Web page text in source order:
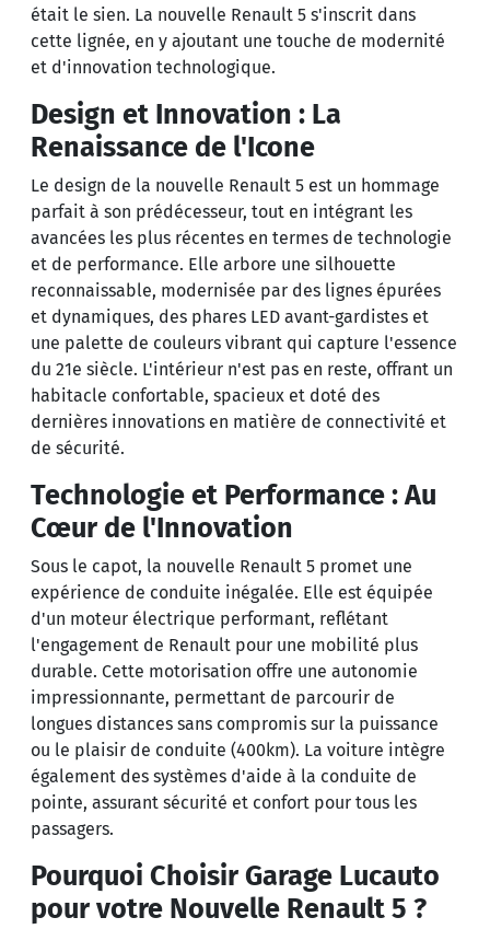
était le sien. La nouvelle Renault 5 s'inscrit dans
cette lignée, en y ajoutant une touche de modernité
et d'innovation technologique.
Design et Innovation : La
Renaissance de l'Icone
Le design de la nouvelle Renault 5 est un hommage
parfait à son prédécesseur, tout en intégrant les
avancées les plus récentes en termes de technologie
et de performance. Elle arbore une silhouette
reconnaissable, modernisée par des lignes épurées
et dynamiques, des phares LED avant-gardistes et
une palette de couleurs vibrant qui capture l'essence
du 21e siècle. L'intérieur n'est pas en reste, offrant un
habitacle confortable, spacieux et doté des
dernières innovations en matière de connectivité et
de sécurité.
Technologie et Performance : Au
Cœur de l'Innovation
Sous le capot, la nouvelle Renault 5 promet une
expérience de conduite inégalée. Elle est équipée
d'un moteur électrique performant, reflétant
l'engagement de Renault pour une mobilité plus
durable. Cette motorisation offre une autonomie
impressionnante, permettant de parcourir de
longues distances sans compromis sur la puissance
ou le plaisir de conduite (400km). La voiture intègre
également des systèmes d'aide à la conduite de
pointe, assurant sécurité et confort pour tous les
passagers.
Pourquoi Choisir Garage Lucauto
pour votre Nouvelle Renault 5 ?